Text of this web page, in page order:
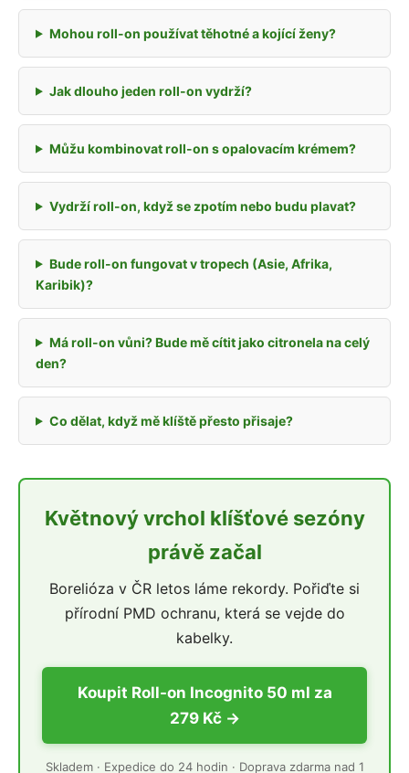
Mohou roll-on používat těhotné a kojící ženy?
Jak dlouho jeden roll-on vydrží?
Můžu kombinovat roll-on s opalovacím krémem?
Vydrží roll-on, když se zpotím nebo budu plavat?
Bude roll-on fungovat v tropech (Asie, Afrika,
Karibik)?
Má roll-on vůni? Bude mě cítit jako citronela na celý
den?
Co dělat, když mě klíště přesto přisaje?
Květnový vrchol klíšťové sezóny
právě začal
Borelióza v ČR letos láme rekordy. Pořiďte si
přírodní PMD ochranu, která se vejde do
kabelky.
Koupit Roll-on Incognito 50 ml za
279 Kč →
Skladem · Expedice do 24 hodin · Doprava zdarma nad 1